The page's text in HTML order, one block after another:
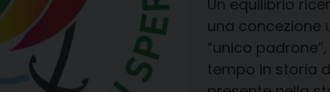
Un equilibrio
una concezione
“unico
tempo in storia